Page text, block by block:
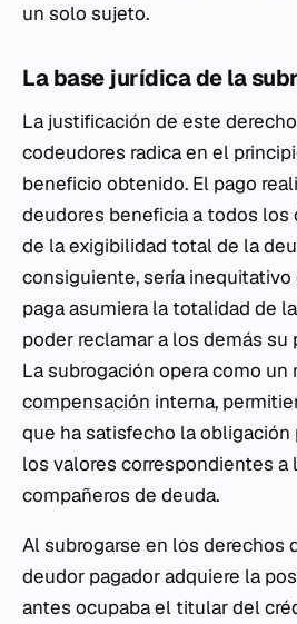
un solo sujeto.
La base jurídica de la
La justificación de este
codeudores radica en el
beneficio obtenido. El pago
deudores beneficia a todos los
de la exigibilidad total de la
consiguiente, sería
paga asumiera la totalidad de
poder reclamar a los demás su
La subrogación opera como un
compensación interna,
que ha satisfecho la obligación
los valores correspondientes a
compañeros de deuda.
Al subrogarse en los derechos
deudor pagador adquiere la
antes ocupaba el titular del